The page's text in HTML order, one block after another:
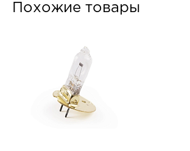
Похожие товары